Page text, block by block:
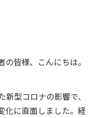
皆様、こんにちは。
型コロナの影響で、
化に直面しました。経